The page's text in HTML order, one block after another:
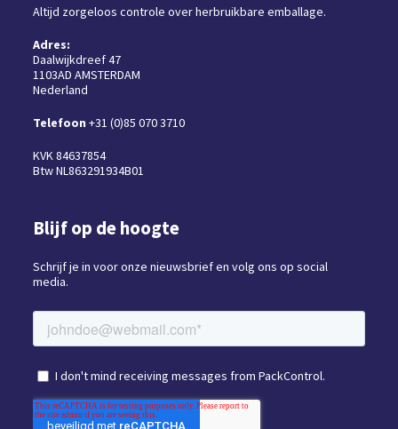
Altijd zorgeloos controle over herbruikbare emballage.
Adres:
Daalwijkdreef 47
1103AD AMSTERDAM
Nederland
Telefoon +31 (0)85 070 3710
KVK 84637854
Btw NL863291934B01
Blijf op de hoogte
Schrijf je in voor onze nieuwsbrief en volg ons op social
media.